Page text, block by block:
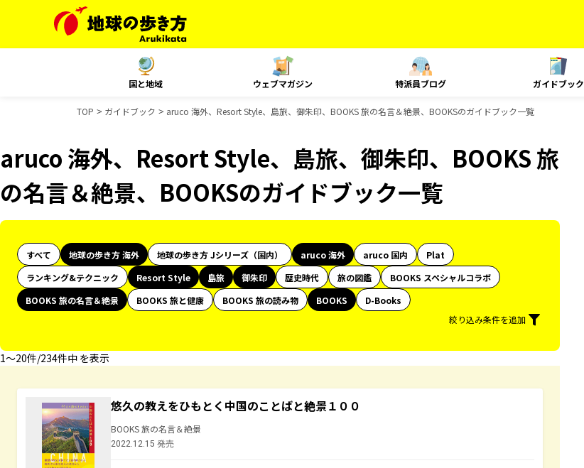
国と地域 ウェブマガジン 特派員ブログ ガイドブック
TOP ガイドブック aruco 海外、Resort Style、島旅、御朱印、BOOKS 旅の名言＆絶景、BOOKSのガイドブック一覧
aruco 海外、Resort Style、島旅、御朱印、BOOKS 旅
の名言＆絶景、BOOKSのガイドブック一覧
すべて 地球の歩き方 海外 地球の歩き方 Jシリーズ（国内） aruco 海外 aruco 国内
Plat
ランキング&テクニック
Resort Style 島旅 御朱印 歴史時代 旅の図鑑
BOOKS スペシャルコラボ
BOOKS 旅の名言＆絶景
BOOKS 旅と健康 BOOKS 旅の読み物 BOOKS
D-Books
絞り込み条件を追加
1〜20件/234件中 を表示
悠久の教えをひもとく中国のことばと絶景１００
BOOKS 旅の名言＆絶景
2022.12.15 発売